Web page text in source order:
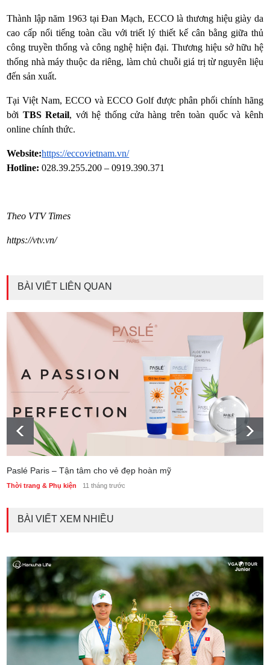
Thành lập năm 1963 tại Đan Mạch, ECCO là thương hiệu giày da
cao cấp nổi tiếng toàn cầu với triết lý thiết kế cân bằng giữa thủ
công truyền thống và công nghệ hiện đại. Thương hiệu sở hữu hệ
thống nhà máy thuộc da riêng, làm chủ chuỗi giá trị từ nguyên liệu
đến sản xuất.
Tại Việt Nam, ECCO và ECCO Golf được phân phối chính hãng
bởi TBS Retail, với hệ thống cửa hàng trên toàn quốc và kênh
online chính thức.
Website:https://eccovietnam.vn/
Hotline: 028.39.255.200 – 0919.390.371
Theo VTV Times
https://vtv.vn/
BÀI VIẾT LIÊN QUAN
Paslé Paris – Tận tâm cho vẻ đẹp hoàn mỹ
Thời trang & Phụ kiện 11 tháng trước
BÀI VIẾT XEM NHIỀU